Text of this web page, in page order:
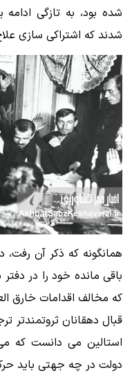
شده بود، به تازگی
شدند که اشتراکی سازی
باقی مانده خود را در
که مخالف اقدامات خارق
قبال دهقانان
استالین می دانست که
دولت در چه جهتی باید